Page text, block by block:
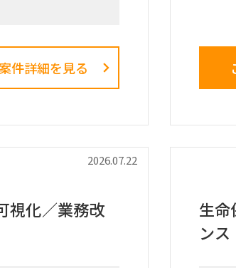
規模の再見直し。
ィングへの参加、お
件詳細を見る
員
・
・
・
・
・
2026.07.22
視化／業務改
生
ン